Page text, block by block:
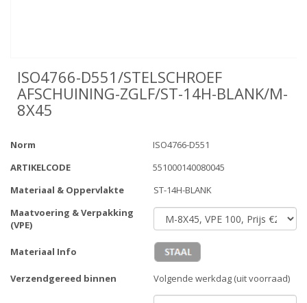
ISO4766-D551/STELSCHROEF
AFSCHUINING-ZGLF/ST-14H-BLANK/M-
8X45
Norm
ISO4766-D551
ARTIKELCODE
551000140080045
Materiaal & Oppervlakte
ST-14H-BLANK
Maatvoering & Verpakking
(VPE)
Materiaal Info
Verzendgereed binnen Volgende werkdag (uit voorraad)